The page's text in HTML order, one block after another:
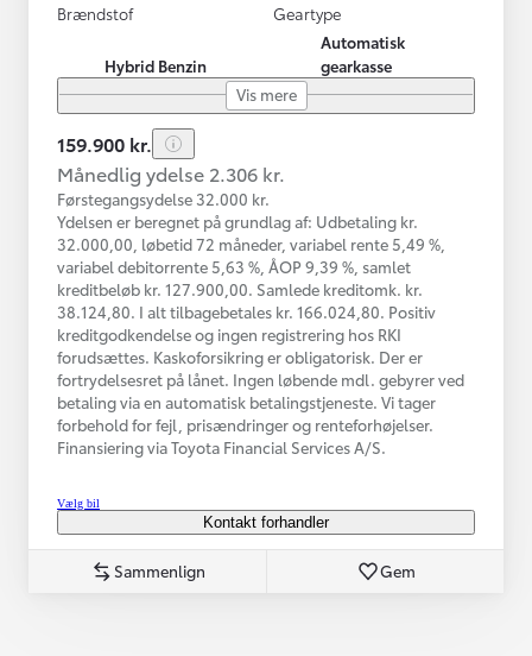
Brændstof
Hybrid Benzin
Geartype
Automatisk
gearkasse
Vis mere
159.900 kr.
Månedlig ydelse 2.306 kr.
Førstegangsydelse 32.000 kr.
Ydelsen er beregnet på grundlag af: Udbetaling kr.
32.000,00, løbetid 72 måneder, variabel rente 5,49 %,
variabel debitorrente 5,63 %, ÅOP 9,39 %, samlet
kreditbeløb kr. 127.900,00. Samlede kreditomk. kr.
38.124,80. I alt tilbagebetales kr. 166.024,80. Positiv
kreditgodkendelse og ingen registrering hos RKI
forudsættes. Kaskoforsikring er obligatorisk. Der er
fortrydelsesret på lånet. Ingen løbende mdl. gebyrer ved
betaling via en automatisk betalingstjeneste. Vi tager
forbehold for fejl, prisændringer og renteforhøjelser.
Finansiering via Toyota Financial Services A/S.
Vælg bil
Kontakt forhandler
Sammenlign Gem